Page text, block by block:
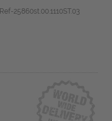
25860st.00.1110ST.03